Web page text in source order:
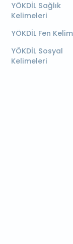
YÖKDİL Sağlık
Kelimeleri
YÖKDİL Fen
YÖKDİL Sosyal
Kelimeleri